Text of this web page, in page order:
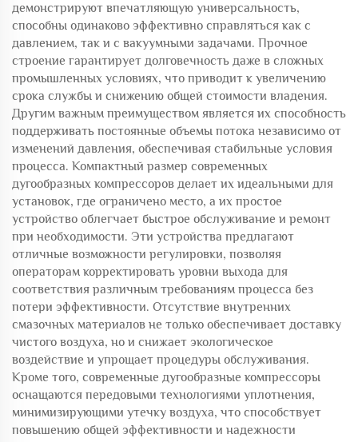
демонстрируют впечатляющую универсальность,
способны одинаково эффективно справляться как с
давлением, так и с вакуумными задачами. Прочное
строение гарантирует долговечность даже в сложных
промышленных условиях, что приводит к увеличению
срока службы и снижению общей стоимости владения.
Другим важным преимуществом является их способность
поддерживать постоянные объемы потока независимо от
изменений давления, обеспечивая стабильные условия
процесса. Компактный размер современных
дугообразных компрессоров делает их идеальными для
установок, где ограничено место, а их простое
устройство облегчает быстрое обслуживание и ремонт
при необходимости. Эти устройства предлагают
отличные возможности регулировки, позволяя
операторам корректировать уровни выхода для
соответствия различным требованиям процесса без
потери эффективности. Отсутствие внутренних
смазочных материалов не только обеспечивает доставку
чистого воздуха, но и снижает экологическое
воздействие и упрощает процедуры обслуживания.
Кроме того, современные дугообразные компрессоры
оснащаются передовыми технологиями уплотнения,
минимизирующими утечку воздуха, что способствует
повышению общей эффективности и надежности